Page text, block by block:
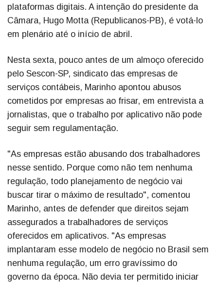
plataformas digitais. A intenção do presidente da
Câmara, Hugo Motta (Republicanos-PB), é votá-lo
em plenário até o início de abril.
Nesta sexta, pouco antes de um almoço oferecido
pelo Sescon-SP, sindicato das empresas de
serviços contábeis, Marinho apontou abusos
cometidos por empresas ao frisar, em entrevista a
jornalistas, que o trabalho por aplicativo não pode
seguir sem regulamentação.
"As empresas estão abusando dos trabalhadores
nesse sentido. Porque como não tem nenhuma
regulação, todo planejamento de negócio vai
buscar tirar o máximo de resultado", comentou
Marinho, antes de defender que direitos sejam
assegurados a trabalhadores de serviços
oferecidos em aplicativos. "As empresas
implantaram esse modelo de negócio no Brasil sem
nenhuma regulação, um erro gravíssimo do
governo da época. Não devia ter permitido iniciar